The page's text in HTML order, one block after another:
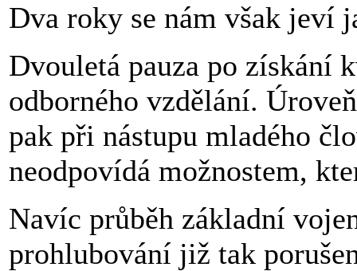
Dva roky se nám však jeví
Dvouletá pauza po získání
odborného vzdělání.
pak při nástupu mladého
neodpovídá možnostem,
Navíc průběh základní
prohlubování již tak